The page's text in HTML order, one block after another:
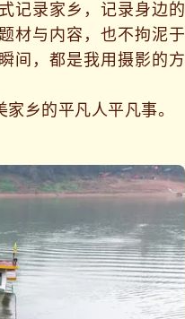
记录家乡，记录身边的
材与内容，也不拘泥于
间，都是我用摄影的方
乡的平凡人平凡事。